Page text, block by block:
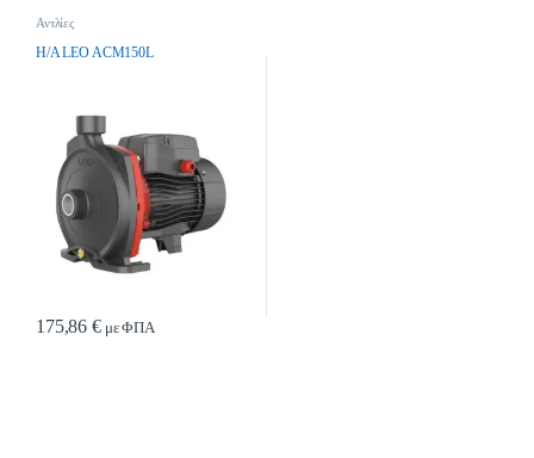
Αντλίες
H/A LEO ACM150L
175,86€με ΦΠΑ